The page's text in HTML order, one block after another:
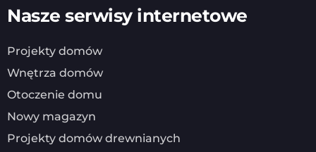
Nasze serwisy internetowe
Projekty domów
Wnętrza domów
Otoczenie domu
Nowy magazyn
Projekty domów drewnianych